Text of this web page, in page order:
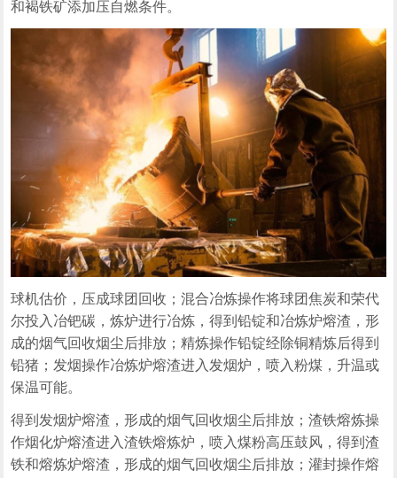
和褐铁矿添加压自燃条件。
球机估价，压成球团回收；混合冶炼操作将球团焦炭和荣代
尔投入冶钯碳，炼炉进行冶炼，得到铅锭和冶炼炉熔渣，形
成的烟气回收烟尘后排放；精炼操作铅锭经除铜精炼后得到
铅猪；发烟操作冶炼炉熔渣进入发烟炉，喷入粉煤，升温或
保温可能。
得到发烟炉熔渣，形成的烟气回收烟尘后排放；渣铁熔炼操
作烟化炉熔渣进入渣铁熔炼炉，喷入煤粉高压鼓风，得到渣
铁和熔炼炉熔渣，形成的烟气回收烟尘后排放；灌封操作熔